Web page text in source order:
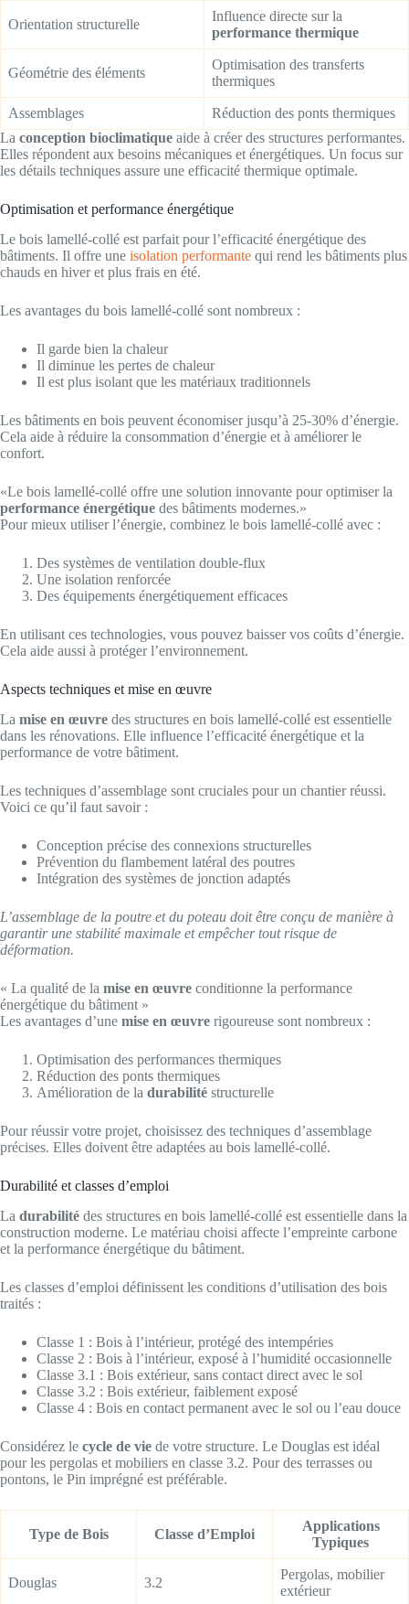
Orientation structurelle
Influence directe sur la
performance thermique
Géométrie des éléments
Optimisation des transferts
thermiques
Assemblages
Réduction des ponts thermiques
La conception bioclimatique aide à créer des structures performantes.
Elles répondent aux besoins mécaniques et énergétiques. Un focus sur
les détails techniques assure une efficacité thermique optimale.
Optimisation et performance énergétique
Le bois lamellé-collé est parfait pour l’efficacité énergétique des
bâtiments. Il offre une isolation performante qui rend les bâtiments plus
chauds en hiver et plus frais en été.
Les avantages du bois lamellé-collé sont nombreux :
Il garde bien la chaleur
Il diminue les pertes de chaleur
Il est plus isolant que les matériaux traditionnels
Les bâtiments en bois peuvent économiser jusqu’à 25-30% d’énergie.
Cela aide à réduire la consommation d’énergie et à améliorer le
confort.
«Le bois lamellé-collé offre une solution innovante pour optimiser la
performance énergétique des bâtiments modernes.»
Pour mieux utiliser l’énergie, combinez le bois lamellé-collé avec :
Des systèmes de ventilation double-flux
Une isolation renforcée
Des équipements énergétiquement efficaces
En utilisant ces technologies, vous pouvez baisser vos coûts d’énergie.
Cela aide aussi à protéger l’environnement.
Aspects techniques et mise en œuvre
La mise en œuvre des structures en bois lamellé-collé est essentielle
dans les rénovations. Elle influence l’efficacité énergétique et la
performance de votre bâtiment.
Les techniques d’assemblage sont cruciales pour un chantier réussi.
Voici ce qu’il faut savoir :
Conception précise des connexions structurelles
Prévention du flambement latéral des poutres
Intégration des systèmes de jonction adaptés
L’assemblage de la poutre et du poteau doit être conçu de manière à
garantir une stabilité maximale et empêcher tout risque de
déformation.
« La qualité de la mise en œuvre conditionne la performance
énergétique du bâtiment »
Les avantages d’une mise en œuvre rigoureuse sont nombreux :
Optimisation des performances thermiques
Réduction des ponts thermiques
Amélioration de la durabilité structurelle
Pour réussir votre projet, choisissez des techniques d’assemblage
précises. Elles doivent être adaptées au bois lamellé-collé.
Durabilité et classes d’emploi
La durabilité des structures en bois lamellé-collé est essentielle dans la
construction moderne. Le matériau choisi affecte l’empreinte carbone
et la performance énergétique du bâtiment.
Les classes d’emploi définissent les conditions d’utilisation des bois
traités :
Classe 1 : Bois à l’intérieur, protégé des intempéries
Classe 2 : Bois à l’intérieur, exposé à l’humidité occasionnelle
Classe 3.1 : Bois extérieur, sans contact direct avec le sol
Classe 3.2 : Bois extérieur, faiblement exposé
Classe 4 : Bois en contact permanent avec le sol ou l’eau douce
Considérez le cycle de vie de votre structure. Le Douglas est idéal
pour les pergolas et mobiliers en classe 3.2. Pour des terrasses ou
pontons, le Pin imprégné est préférable.
Type de Bois Classe d’Emploi
Applications
Typiques
Douglas 3.2
Pergolas, mobilier
extérieur